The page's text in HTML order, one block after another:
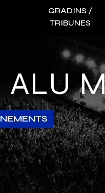
GRADINS /
TRIBUNES
ALU